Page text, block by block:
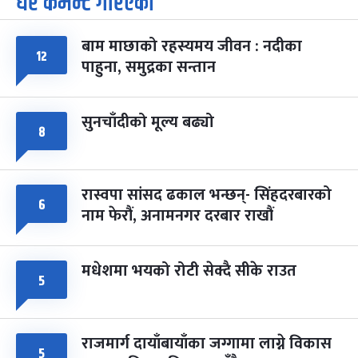
आइत चैत्र ७, २०८३-Mar 21, 2027
८ फागुपूर्णिमा
चैत्र ८, २०८३-Mar 22, 2027
७ महिना बाँकी
१२ बाम माछाको रहस्यमय जीवन : नदीका
पाहुना, समुद्रका सन्तान
८ सुनचाँदीको मूल्य बढ्यो
६ रास्वपा सांसद ढकाल भन्छन्- सिंहदरबारको
नाम फेरौं, अनामनगर दरबार राखौं
५ मधेशमा भयको रोटी सेक्दै सीके राउत
राजमार्ग दायाँबायाँका जग्गामा लाग्ने विकास